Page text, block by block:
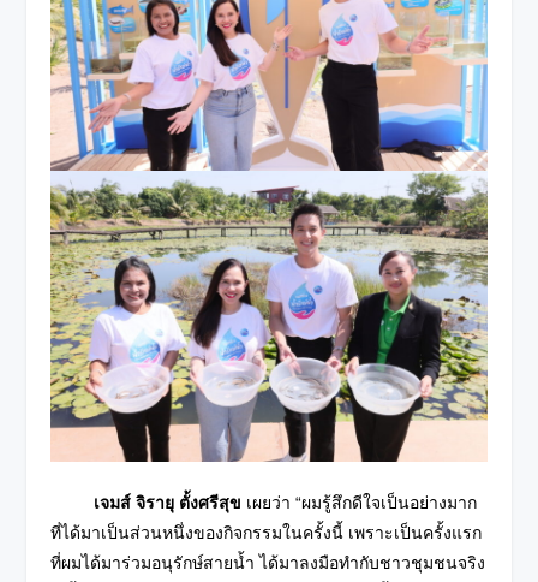
เจมส์ จิรายุ ตั้งศรีสุข เผยว่า “ผมรู้สึกดีใจเป็นอย่างมาก
ที่ได้มาเป็นส่วนหนึ่งของกิจกรรมในครั้งนี้ เพราะเป็นครั้งแรก
ที่ผมได้มาร่วมอนุรักษ์สายน้ำ ได้มาลงมือทำกับชาวชุมชนจริง